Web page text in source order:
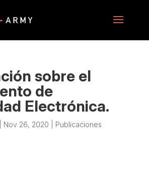
sobre el
de
Electrónica.
Nov 26, 2020 Publicaciones